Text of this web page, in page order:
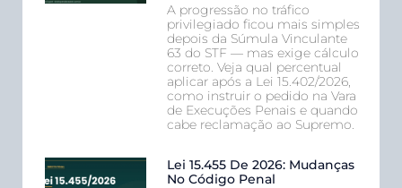
A progressão no tráfico
privilegiado ficou mais simples
depois da Súmula Vinculante
63 do STF — mas exige cálculo
correto. Veja qual percentual
aplicar após a Lei 15.402/2026,
como instruir o pedido na Vara
de Execuções Penais e quando
cabe reclamação ao Supremo.
Lei 15.455 De 2026: Mudanças
No Código Penal